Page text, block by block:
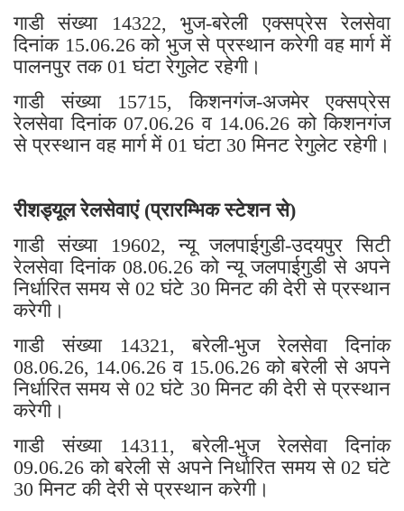
गाडी संख्या 14322, भुज-बरेली एक्सप्रेस रेलसेवा
दिनांक 15.06.26 को भुज से प्रस्थान करेगी वह मार्ग में
पालनपुर तक 01 घंटा रेगुलेट रहेगी।
गाडी संख्या 15715, किशनगंज-अजमेर एक्सप्रेस
रेलसेवा दिनांक 07.06.26 व 14.06.26 को किशनगंज
से प्रस्थान वह मार्ग में 01 घंटा 30 मिनट रेगुलेट रहेगी।
रीशड्यूल रेलसेवाएं (प्रारम्भिक स्टेशन से)
गाडी संख्या 19602, न्यू जलपाईगुडी-उदयपुर सिटी
रेलसेवा दिनांक 08.06.26 को न्यू जलपाईगुडी से अपने
निर्धारित समय से 02 घंटे 30 मिनट की देरी से प्रस्थान
करेगी।
गाडी संख्या 14321, बरेली-भुज रेलसेवा दिनांक
08.06.26, 14.06.26 व 15.06.26 को बरेली से अपने
निर्धारित समय से 02 घंटे 30 मिनट की देरी से प्रस्थान
करेगी।
गाडी संख्या 14311, बरेली-भुज रेलसेवा दिनांक
09.06.26 को बरेली से अपने निर्धारित समय से 02 घंटे
30 मिनट की देरी से प्रस्थान करेगी।